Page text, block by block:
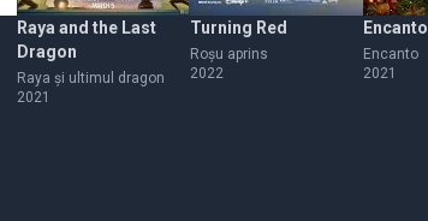
Raya and the Last
Dragon
Raya și ultimul dragon
2021
Turning Red
Roșu aprins
2022
Encanto
Encanto
2021